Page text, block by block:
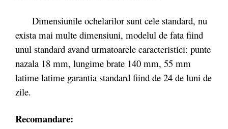
Dimensiunile ochelarilor sunt cele standard, nu
exista mai multe dimensiuni, modelul de fata fiind
unul standard avand urmatoarele caracteristici: punte
nazala 18 mm, lungime brate 140 mm, 55 mm
latime latime garantia standard fiind de 24 de luni de
zile.
Recomandare: